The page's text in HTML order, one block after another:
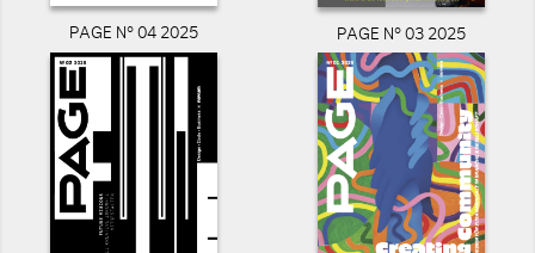
PAGE N° 04 2025 PAGE N° 03 2025